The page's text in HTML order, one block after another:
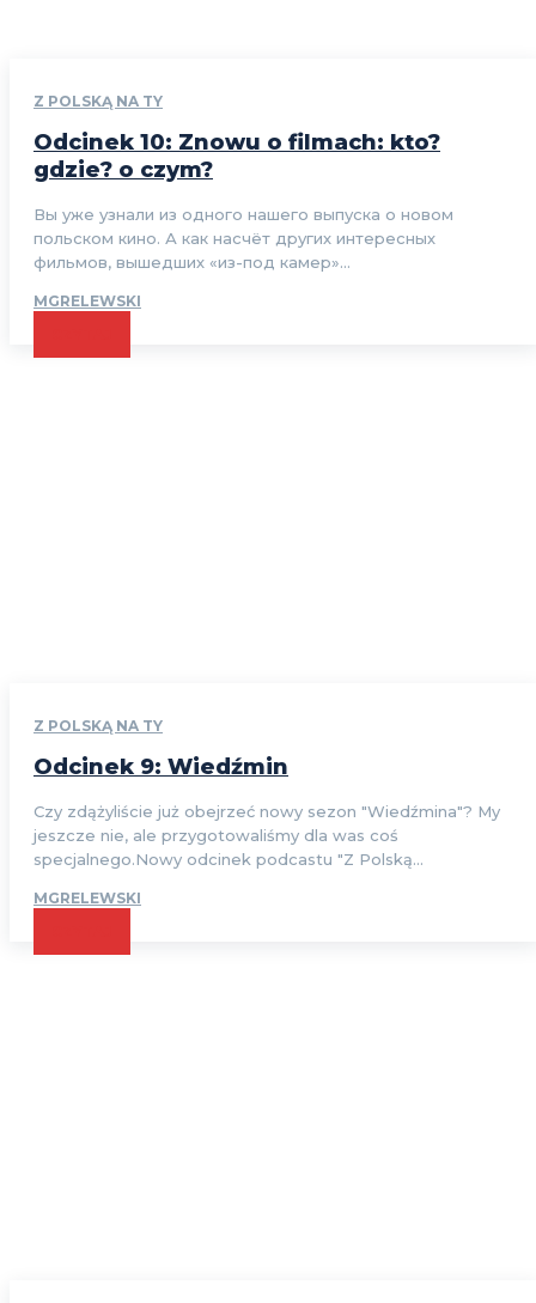
Z POLSKĄ NA TY
Odcinek 10: Znowu o filmach: kto?
gdzie? o czym?
Вы уже узнали из одного нашего выпуска о новом
польском кино. А как насчёт других интересных
фильмов, вышедших «из-под камер»...
MGRELEWSKI
Z POLSKĄ NA TY
Odcinek 9: Wiedźmin
Czy zdążyliście już obejrzeć nowy sezon "Wiedźmina"? My
jeszcze nie, ale przygotowaliśmy dla was coś
specjalnego.Nowy odcinek podcastu "Z Polską...
MGRELEWSKI